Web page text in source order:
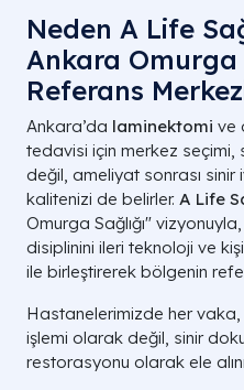
Teknik Analiz: Mikro,
Kemik
Rezeksiyonu
Sinir Yaralanma
Riski
Ameliyat Süresi 45
Neden A Life
Ankara Omurga
Referans
Ankara’da laminektomi ve
tedavisi için merkez seçimi,
değil, ameliyat sonrası sinir
kalitenizi de belirler. A Life
Omurga Sağlığı"
disiplinini ileri teknoloji ve
ile birleştirerek bölgenin
Hastanelerimizde her
işlemi olarak değil, sinir
restorasyonu olarak ele